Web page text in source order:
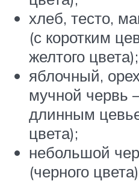
хлеб, тесто,
(с коротким
желтого цвета);
яблочный,
мучной
длинным
цвета);
небольшой
(черного